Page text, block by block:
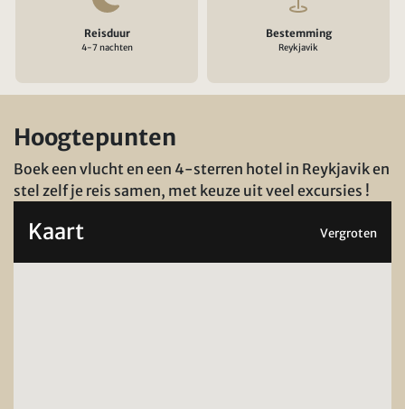
Reisduur
4-7 nachten
Bestemming
Reykjavik
Hoogtepunten
Boek een vlucht en een 4-sterren hotel in Reykjavik en
stel zelf je reis samen, met keuze uit veel excursies !
Kaart Vergroten